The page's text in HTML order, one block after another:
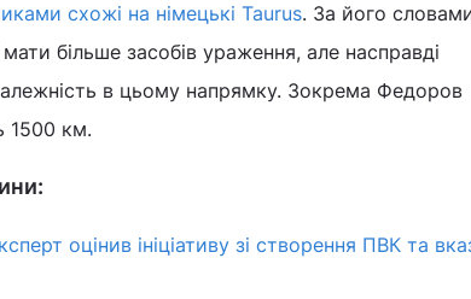
схожі на німецькі Taurus. За його
більше засобів ураження, але насправді
в цьому напрямку. Зокрема Федоров
1500 км.
оцінив ініціативу зі створення ПВК та